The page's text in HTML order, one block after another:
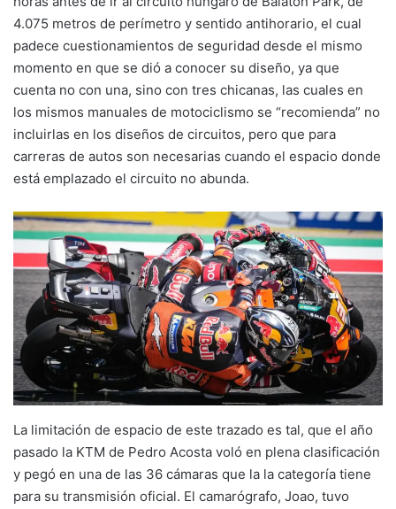
4.075 metros de perímetro y sentido antihorario, el cual
padece cuestionamientos de seguridad desde el mismo
momento en que se dió a conocer su diseño, ya que
cuenta no con una, sino con tres chicanas, las cuales en
los mismos manuales de motociclismo se “recomienda” no
incluirlas en los diseños de circuitos, pero que para
carreras de autos son necesarias cuando el espacio donde
está emplazado el circuito no abunda.
La limitación de espacio de este trazado es tal, que el año
pasado la KTM de Pedro Acosta voló en plena clasificación
y pegó en una de las 36 cámaras que la la categoría tiene
para su transmisión oficial. El camarógrafo, Joao, tuvo